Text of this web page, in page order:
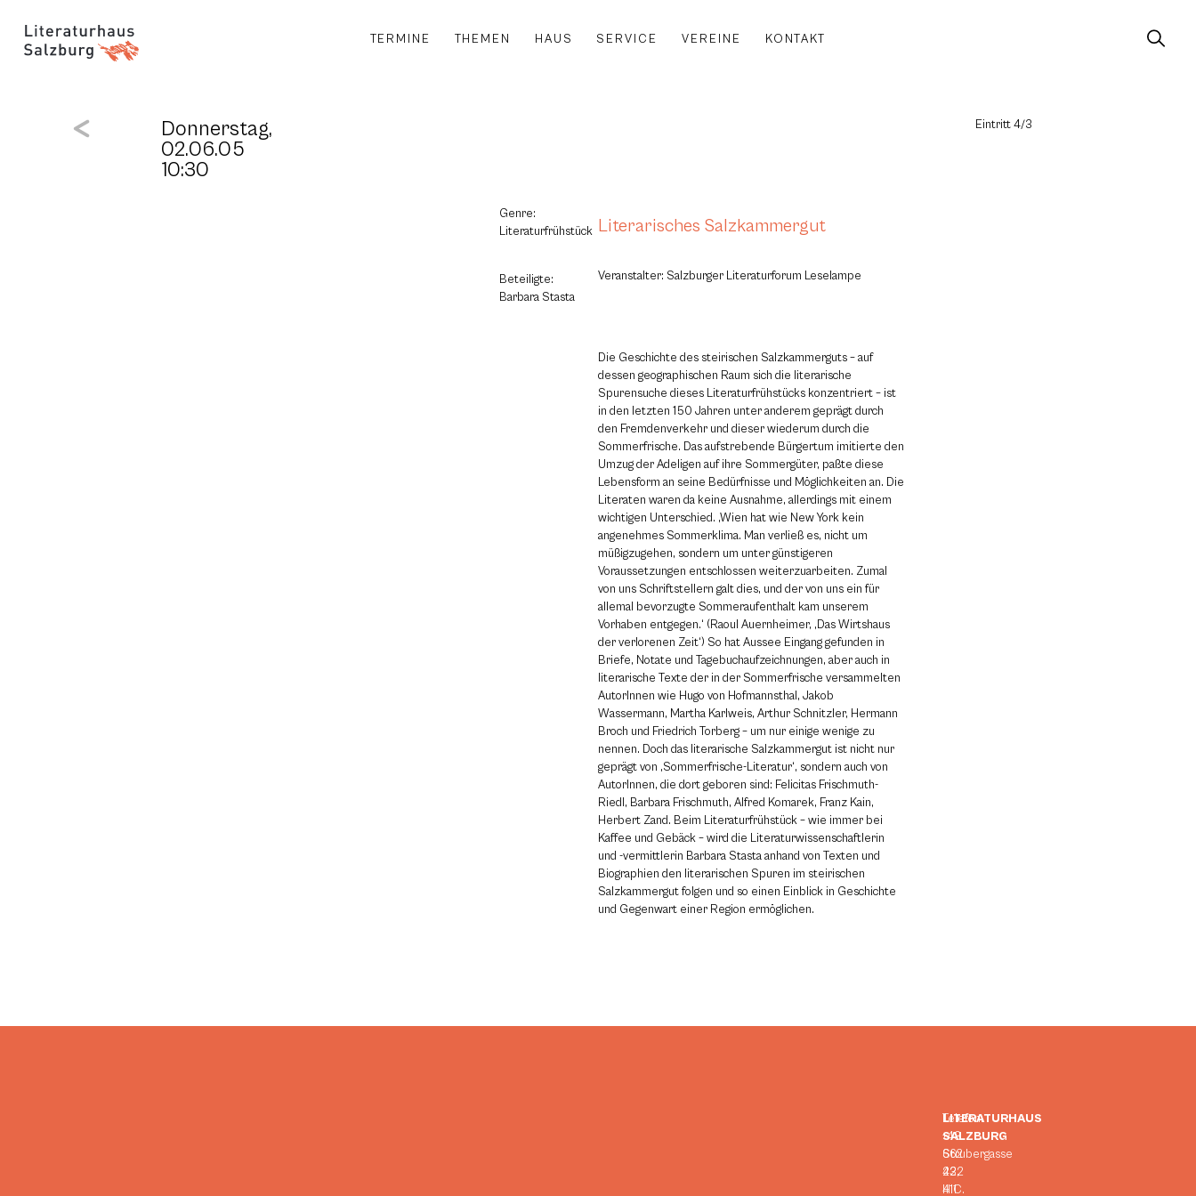
TERMINE THEMEN HAUS SERVICE VEREINE KONTAKT
Donnerstag,
02.06.05
10:30
Eintritt 4/3
Genre:
Literaturfrühstück
Beteiligte:
Barbara Stasta
Literarisches Salzkammergut
Veranstalter: Salzburger Literaturforum Leselampe
Die Geschichte des steirischen Salzkammerguts – auf
dessen geographischen Raum sich die literarische
Spurensuche dieses Literaturfrühstücks konzentriert – ist
in den letzten 150 Jahren unter anderem geprägt durch
den Fremdenverkehr und dieser wiederum durch die
Sommerfrische. Das aufstrebende Bürgertum imitierte den
Umzug der Adeligen auf ihre Sommergüter, paßte diese
Lebensform an seine Bedürfnisse und Möglichkeiten an. Die
Literaten waren da keine Ausnahme, allerdings mit einem
wichtigen Unterschied. ‚Wien hat wie New York kein
angenehmes Sommerklima. Man verließ es, nicht um
müßigzugehen, sondern um unter günstigeren
Voraussetzungen entschlossen weiterzuarbeiten. Zumal
von uns Schriftstellern galt dies, und der von uns ein für
allemal bevorzugte Sommeraufenthalt kam unserem
Vorhaben entgegen.‘ (Raoul Auernheimer, ‚Das Wirtshaus
der verlorenen Zeit‘) So hat Aussee Eingang gefunden in
Briefe, Notate und Tagebuchaufzeichnungen, aber auch in
literarische Texte der in der Sommerfrische versammelten
AutorInnen wie Hugo von Hofmannsthal, Jakob
Wassermann, Martha Karlweis, Arthur Schnitzler, Hermann
Broch und Friedrich Torberg – um nur einige wenige zu
nennen. Doch das literarische Salzkammergut ist nicht nur
geprägt von ‚Sommerfrische-Literatur‘, sondern auch von
AutorInnen, die dort geboren sind: Felicitas Frischmuth-
Riedl, Barbara Frischmuth, Alfred Komarek, Franz Kain,
Herbert Zand. Beim Literaturfrühstück – wie immer bei
Kaffee und Gebäck – wird die Literaturwissenschaftlerin
und -vermittlerin Barbara Stasta anhand von Texten und
Biographien den literarischen Spuren im steirischen
Salzkammergut folgen und so einen Einblick in Geschichte
und Gegenwart einer Region ermöglichen.
LITERATURHAUS
SALZBURG
Strubergasse
23,
H.C.
Telefon:
+43
662
422
411